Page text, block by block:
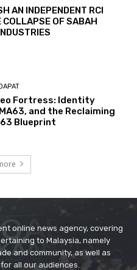
online news agency, covering
to Malaysia, namely
and community, as well as
all our audiences.